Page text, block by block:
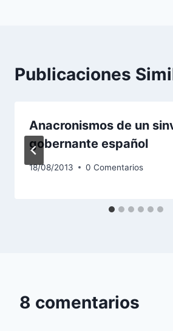
Publicaciones
Anacronismos de un
gobernante español
18/08/2013 0 Comentarios
8 comentarios